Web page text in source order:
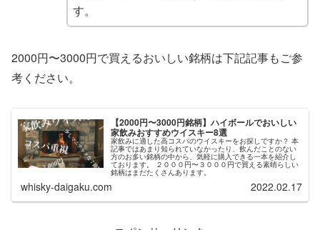
す。
2000円〜3000円で買えるおいしい銘柄は下記記事もご参
考ください。
【2000円〜3000円銘柄】ハイボールでおいしい
家飲みおすすめウイスキー8選
家飲みに適した高コスパのウイスキーをお探しですか？ 本
記事ではあまり知られていなかったり、飲んだことのない
方のお多い銘柄の中から、気軽に購入できる一本を紹介し
ております。 ２０００円〜３０００円で買える素晴らしい
銘柄はまだたくさんあります。
whisky-daigaku.com 2022.02.17